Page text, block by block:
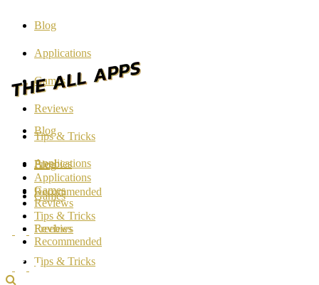
Blog
Applications
Games
Reviews
Tips & Tricks
Freebies
Recommended
Blog
Applications
Games
Reviews
Tips & Tricks
Blog
Applications
Games
Reviews
Tips & Tricks
Freebies
Recommended